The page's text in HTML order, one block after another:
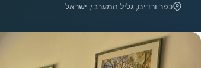
כפר ורדים, גליל המערבי, ישראל